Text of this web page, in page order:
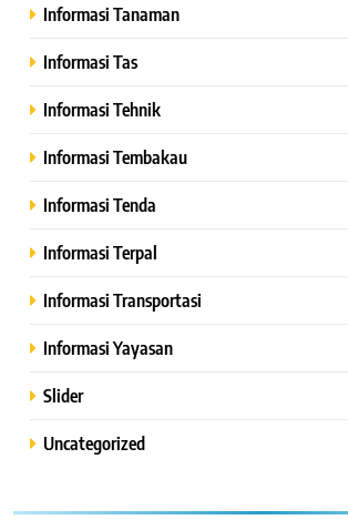
Informasi Tanaman
Informasi Tas
Informasi Tehnik
Informasi Tembakau
Informasi Tenda
Informasi Terpal
Informasi Transportasi
Informasi Yayasan
Slider
Uncategorized